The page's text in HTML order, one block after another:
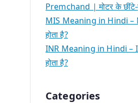
Premchand | मोटर के छींटे-
MIS Meaning in Hindi –
होता है?
INR Meaning in Hindi –
होता है?
Categories